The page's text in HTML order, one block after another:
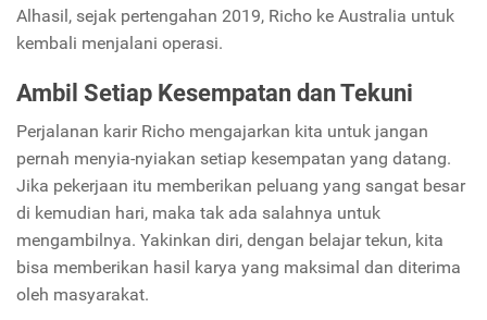
Alhasil, sejak pertengahan 2019, Richo ke Australia untuk
kembali menjalani operasi.
Ambil Setiap Kesempatan dan Tekuni
Perjalanan karir Richo mengajarkan kita untuk jangan
pernah menyia-nyiakan setiap kesempatan yang datang.
Jika pekerjaan itu memberikan peluang yang sangat besar
di kemudian hari, maka tak ada salahnya untuk
mengambilnya. Yakinkan diri, dengan belajar tekun, kita
bisa memberikan hasil karya yang maksimal dan diterima
oleh masyarakat.